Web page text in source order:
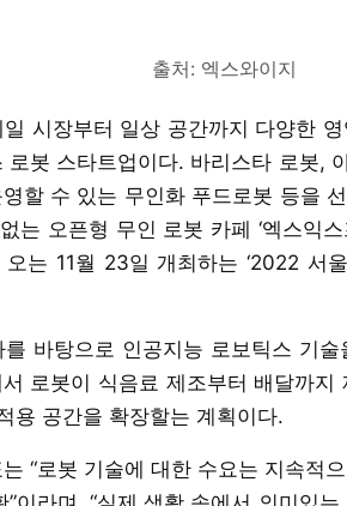
출처: 엑스와이지
시장부터 일상 공간까지 다양한
로봇 스타트업이다. 바리스타 로봇,
할 수 있는 무인화 푸드로봇 등을
는 오픈형 무인 로봇 카페 ‘엑스익
는 11월 23일 개최하는 ‘2022 서
바탕으로 인공지능 로보틱스 기
로봇이 식음료 제조부터 배달까지
용 공간을 확장할는 계획이다.
“로봇 기술에 대한 수요는 지속적